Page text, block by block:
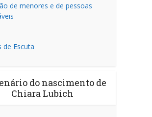
de menores e de pessoas
de Escuta
do nascimento de
Chiara Lubich